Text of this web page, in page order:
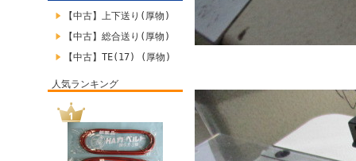
【中古】上下送り(厚物)
【中古】総合送り(厚物)
【中古】TE(17) (厚物)
人気ランキング